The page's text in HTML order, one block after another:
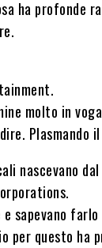
ha profonde
molto in
Plasmando
nascevano
sapevano
per questo ha